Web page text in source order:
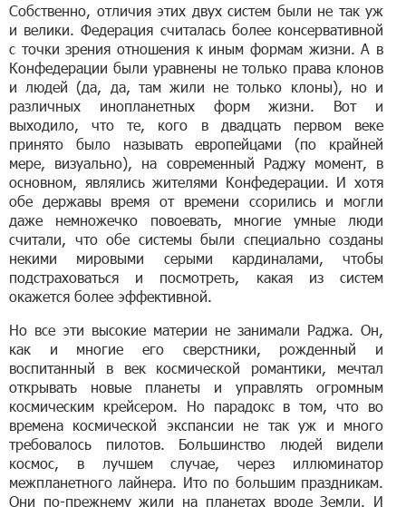
Собственно, отличия этих двух систем были не так уж
и велики. Федерация считалась более консервативной
с точки зрения отношения к иным формам жизни. А в
Конфедерации были уравнены не только права клонов
и людей (да, да, там жили не только клоны), но и
различных инопланетных форм жизни. Вот и
выходило, что те, кого в двадцать первом веке
принято было называть европейцами (по крайней
мере, визуально), на современный Раджу момент, в
основном, являлись жителями Конфедерации. И хотя
обе державы время от времени ссорились и могли
даже немножечко повоевать, многие умные люди
считали, что обе системы были специально созданы
некими мировыми серыми кардиналами, чтобы
подстраховаться и посмотреть, какая из систем
окажется более эффективной.
Но все эти высокие материи не занимали Раджа. Он,
как и многие его сверстники, рожденный и
воспитанный в век космической романтики, мечтал
открывать новые планеты и управлять огромным
космическим крейсером. Но парадокс в том, что во
времена космической экспансии не так уж и много
требовалось пилотов. Большинство людей видели
космос, в лучшем случае, через иллюминатор
межпланетного лайнера. Ито по большим праздникам.
Они по-прежнему жили на планетах вроде Земли. И